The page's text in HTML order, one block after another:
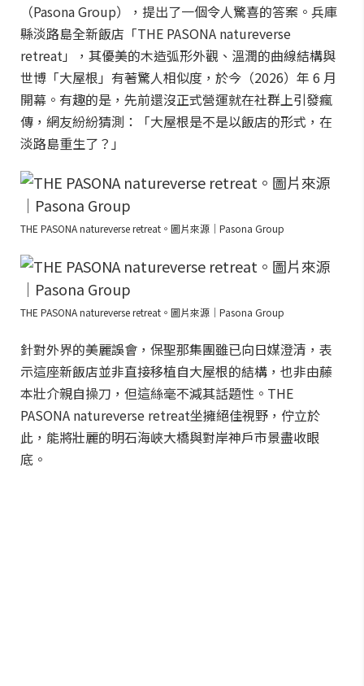
（Pasona Group），提出了一個令人驚喜的答案。兵庫
縣淡路島全新飯店「THE PASONA natureverse
retreat」，其優美的木造弧形外觀、溫潤的曲線結構與
世博「大屋根」有著驚人相似度，於今（2026）年 6 月
開幕。有趣的是，先前還沒正式營運就在社群上引發瘋
傳，網友紛紛猜測：「大屋根是不是以飯店的形式，在
淡路島重生了？」
THE PASONA natureverse retreat。圖片來源｜Pasona Group
THE PASONA natureverse retreat。圖片來源｜Pasona Group
針對外界的美麗誤會，保聖那集團雖已向日媒澄清，表
示這座新飯店並非直接移植自大屋根的結構，也非由藤
本壯介親自操刀，但這絲毫不減其話題性。THE
PASONA natureverse retreat坐擁絕佳視野，佇立於
此，能將壯麗的明石海峽大橋與對岸神戶市景盡收眼
底。